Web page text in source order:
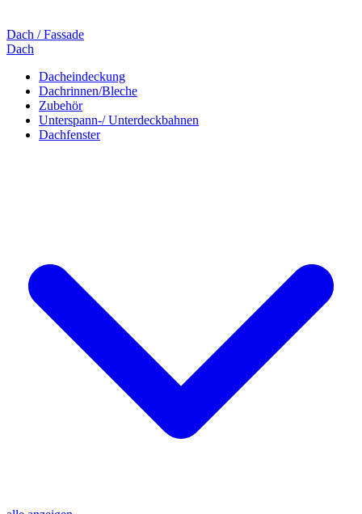
Dach / Fassade
Dach
Dacheindeckung
Dachrinnen/Bleche
Zubehör
Unterspann-/ Unterdeckbahnen
Dachfenster